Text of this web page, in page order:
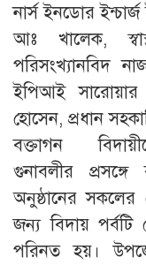
নার্স ইনডোর
আঃ খালেক,
পরিসংখ্যানবিদ
ইপিআই
হোসেন, প্রধান
বক্তাগন
গুনাবলীর
অনুষ্ঠানের
জন্য বিদায়
পরিনত হয়।